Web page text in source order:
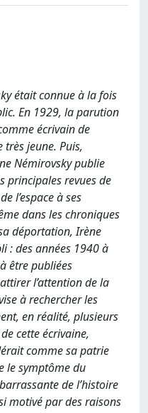
était connue à la fois
En 1929, la parution
écrivain de
très jeune. Puis,
Némirovsky publie
principales revues de
l’espace à ses
dans les chroniques
déportation, Irène
: des années 1940 à
être publiées
l’attention de la
à rechercher les
en réalité, plusieurs
cette écrivaine,
comme sa patrie
le symptôme du
de l’histoire
motivé par des raisons